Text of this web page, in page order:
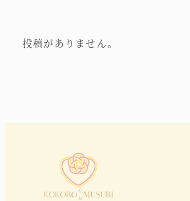
投稿がありません。